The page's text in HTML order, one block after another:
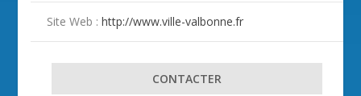
Site Web :http://www.ville-valbonne.fr
CONTACTER